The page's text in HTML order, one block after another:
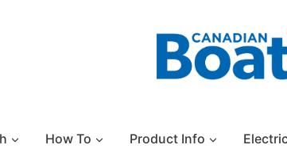
How To Product Info